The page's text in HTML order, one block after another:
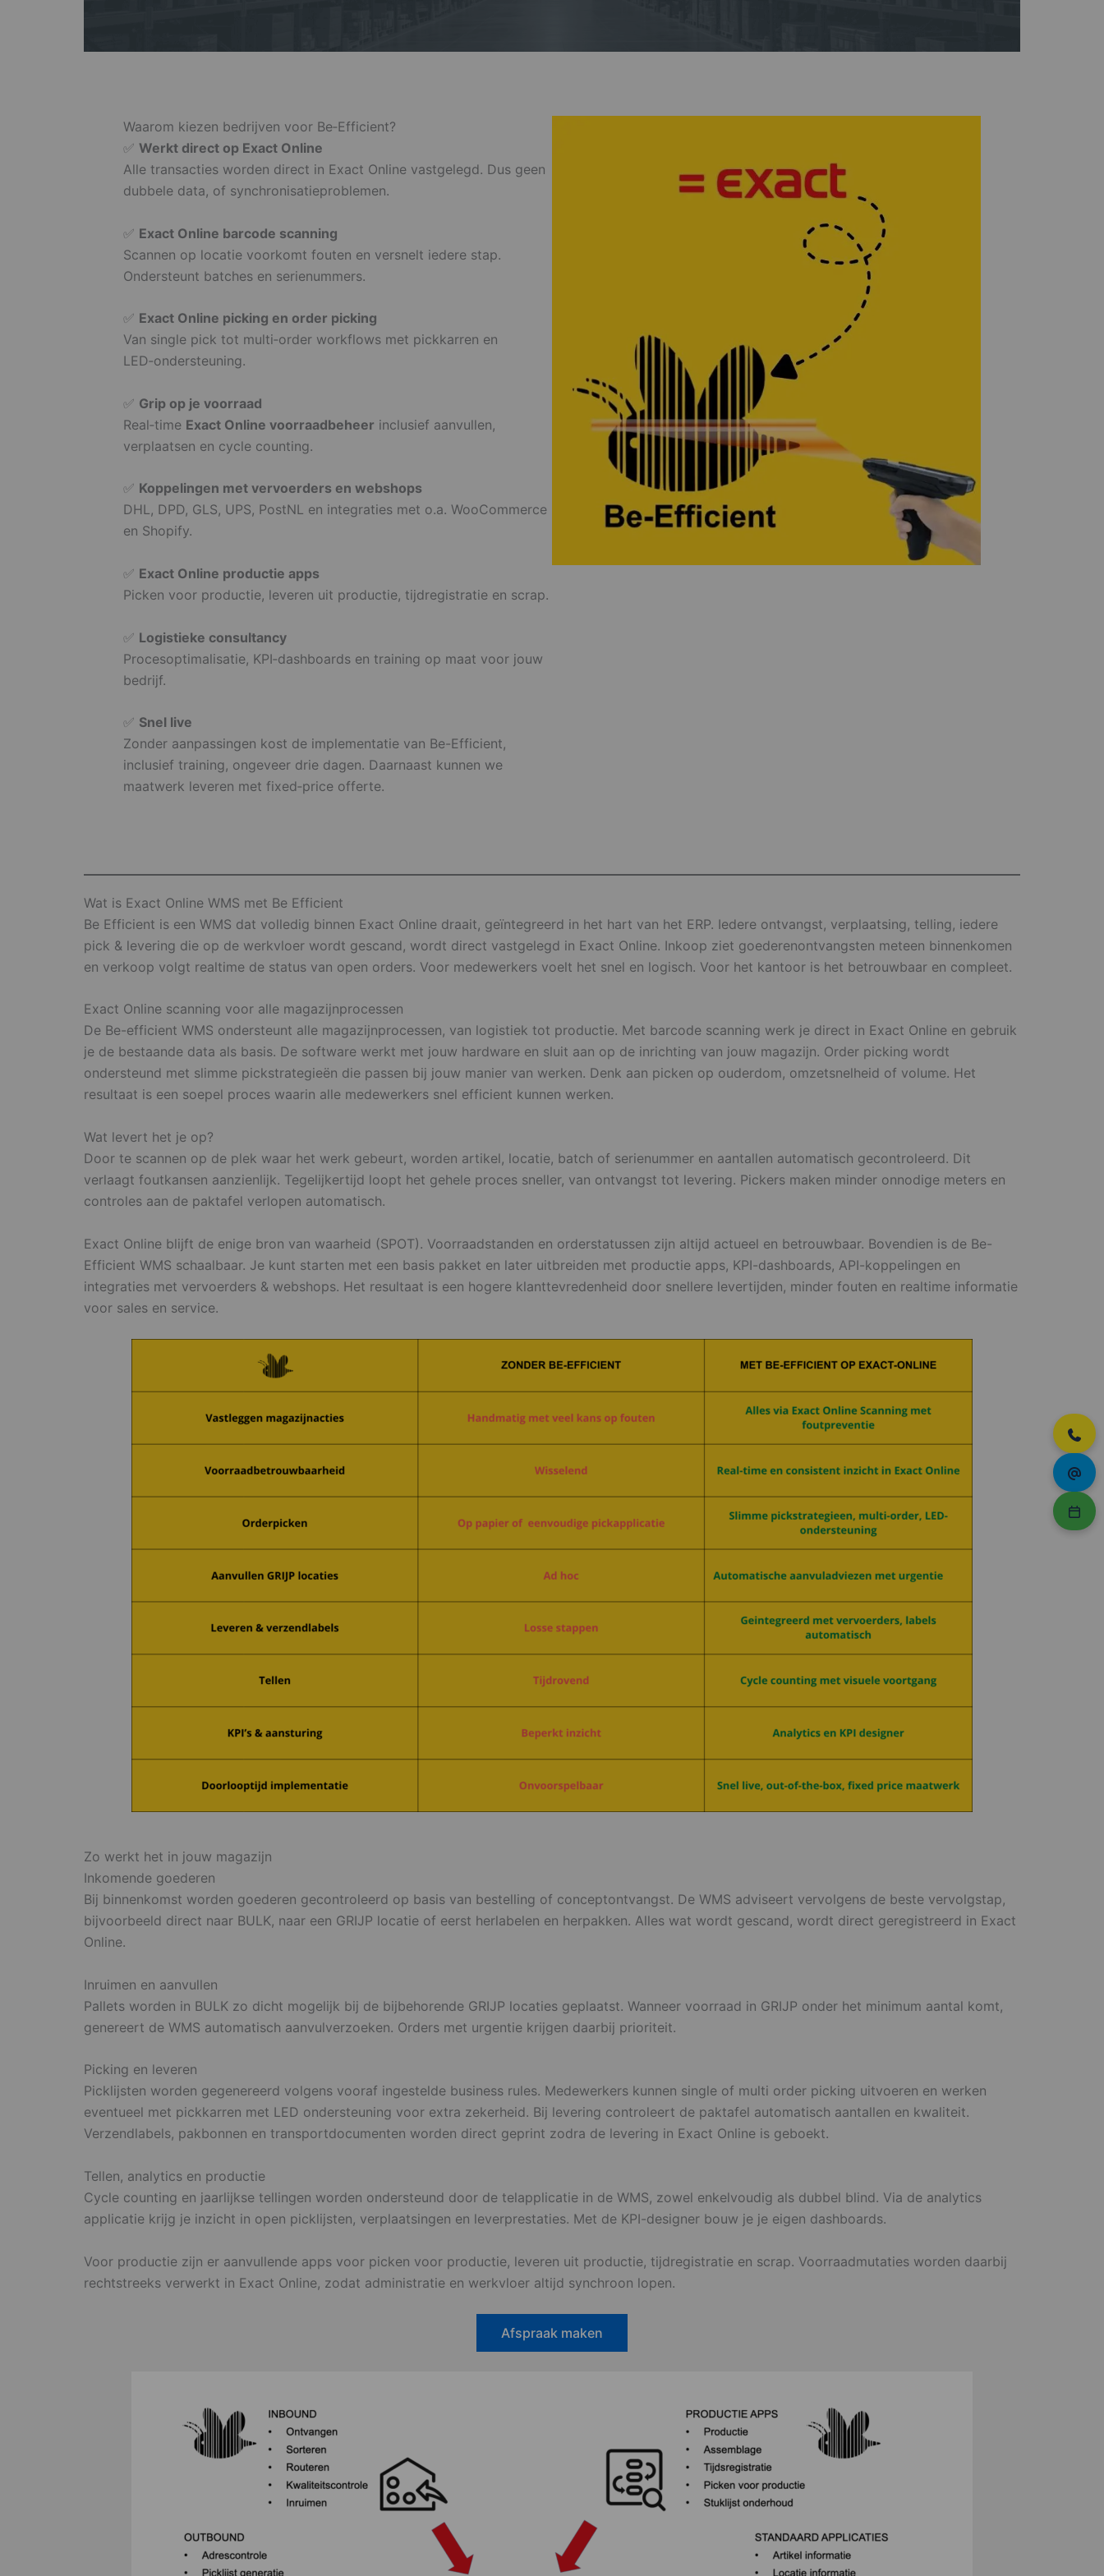
Waarom kiezen bedrijven voor Be‑Efficient?
✅ Werkt direct op Exact Online
Alle transacties worden direct in Exact Online vastgelegd. Dus geen
dubbele data, of synchronisatieproblemen.
✅ Exact Online barcode scanning
Scannen op locatie voorkomt fouten en versnelt iedere stap.
Ondersteunt batches en serienummers.
✅ Exact Online picking en order picking
Van single pick tot multi‑order workflows met pickkarren en
LED‑ondersteuning.
✅ Grip op je voorraad
Real‑time Exact Online voorraadbeheer inclusief aanvullen,
verplaatsen en cycle counting.
✅ Koppelingen met vervoerders en webshops
DHL, DPD, GLS, UPS, PostNL en integraties met o.a. WooCommerce
en Shopify.
✅ Exact Online productie apps
Picken voor productie, leveren uit productie, tijdregistratie en scrap.
✅ Logistieke consultancy
Procesoptimalisatie, KPI‑dashboards en training op maat voor jouw
bedrijf.
✅ Snel live
Zonder aanpassingen kost de implementatie van Be-Efficient,
inclusief training, ongeveer drie dagen. Daarnaast kunnen we
maatwerk leveren met fixed‑price offerte.
Wat is Exact Online WMS met Be Efficient
Be Efficient is een WMS dat volledig binnen Exact Online draait, geïntegreerd in het hart van het ERP. Iedere ontvangst, verplaatsing, telling, iedere
pick & levering die op de werkvloer wordt gescand, wordt direct vastgelegd in Exact Online. Inkoop ziet goederenontvangsten meteen binnenkomen
en verkoop volgt realtime de status van open orders. Voor medewerkers voelt het snel en logisch. Voor het kantoor is het betrouwbaar en compleet.
Exact Online scanning voor alle magazijnprocessen
De Be-efficient WMS ondersteunt alle magazijnprocessen, van logistiek tot productie. Met barcode scanning werk je direct in Exact Online en gebruik
je de bestaande data als basis. De software werkt met jouw hardware en sluit aan op de inrichting van jouw magazijn. Order picking wordt
ondersteund met slimme pickstrategieën die passen bij jouw manier van werken. Denk aan picken op ouderdom, omzetsnelheid of volume. Het
resultaat is een soepel proces waarin alle medewerkers snel efficient kunnen werken.
Wat levert het je op?
Door te scannen op de plek waar het werk gebeurt, worden artikel, locatie, batch of serienummer en aantallen automatisch gecontroleerd. Dit
verlaagt foutkansen aanzienlijk. Tegelijkertijd loopt het gehele proces sneller, van ontvangst tot levering. Pickers maken minder onnodige meters en
controles aan de paktafel verlopen automatisch.
Exact Online blijft de enige bron van waarheid (SPOT). Voorraadstanden en orderstatussen zijn altijd actueel en betrouwbaar. Bovendien is de Be-
Efficient WMS schaalbaar. Je kunt starten met een basis pakket en later uitbreiden met productie apps, KPI-dashboards, API-koppelingen en
integraties met vervoerders & webshops. Het resultaat is een hogere klanttevredenheid door snellere levertijden, minder fouten en realtime informatie
voor sales en service.
Zo werkt het in jouw magazijn
Inkomende goederen
Bij binnenkomst worden goederen gecontroleerd op basis van bestelling of conceptontvangst. De WMS adviseert vervolgens de beste vervolgstap,
bijvoorbeeld direct naar BULK, naar een GRIJP locatie of eerst herlabelen en herpakken. Alles wat wordt gescand, wordt direct geregistreerd in Exact
Online.
Inruimen en aanvullen
Pallets worden in BULK zo dicht mogelijk bij de bijbehorende GRIJP locaties geplaatst. Wanneer voorraad in GRIJP onder het minimum aantal komt,
genereert de WMS automatisch aanvulverzoeken. Orders met urgentie krijgen daarbij prioriteit.
Picking en leveren
Picklijsten worden gegenereerd volgens vooraf ingestelde business rules. Medewerkers kunnen single of multi order picking uitvoeren en werken
eventueel met pickkarren met LED ondersteuning voor extra zekerheid. Bij levering controleert de paktafel automatisch aantallen en kwaliteit.
Verzendlabels, pakbonnen en transportdocumenten worden direct geprint zodra de levering in Exact Online is geboekt.
Tellen, analytics en productie
Cycle counting en jaarlijkse tellingen worden ondersteund door de telapplicatie in de WMS, zowel enkelvoudig als dubbel blind. Via de analytics
applicatie krijg je inzicht in open picklijsten, verplaatsingen en leverprestaties. Met de KPI-designer bouw je je eigen dashboards.
Voor productie zijn er aanvullende apps voor picken voor productie, leveren uit productie, tijdregistratie en scrap. Voorraadmutaties worden daarbij
rechtstreeks verwerkt in Exact Online, zodat administratie en werkvloer altijd synchroon lopen.
Afspraak maken